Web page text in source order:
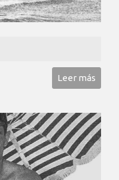
Leer más